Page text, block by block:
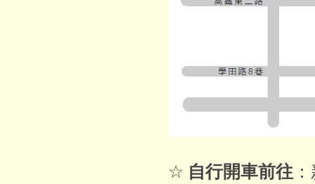
☆ 自行開車前往